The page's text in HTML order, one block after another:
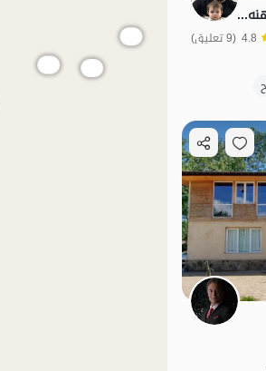
منزل مفروش في صومعة سرا - كهنه سر - الطابق الأرضي
4.8 (9 تعليق)